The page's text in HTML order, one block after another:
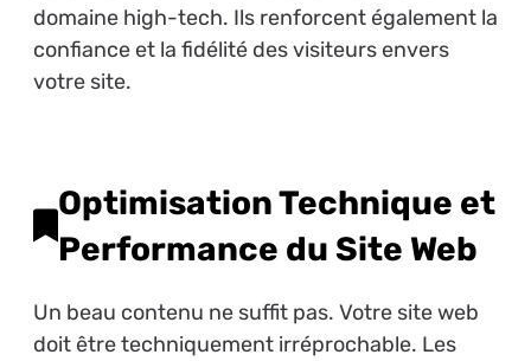
domaine high-tech. Ils renforcent également la
confiance et la fidélité des visiteurs envers
votre site.
Optimisation Technique et
Performance du Site Web
Un beau contenu ne suffit pas. Votre site web
doit être techniquement irréprochable. Les